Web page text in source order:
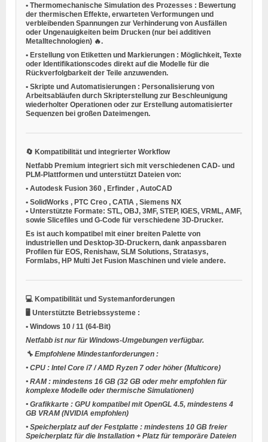
• Thermomechanische Simulation des Prozesses : Bewertung
der thermischen Effekte, erwarteten Verformungen und
verbleibenden Spannungen zur Verhinderung von Ausfällen
oder Ungenauigkeiten beim Drucken (nur bei additiven
Metalltechnologien) 🔥.
• Erstellung von Etiketten und Markierungen : Möglichkeit, Texte
oder Identifikationscodes direkt auf die Modelle für die
Rückverfolgbarkeit der Teile anzuwenden.
• Skripte und Automatisierungen : Personalisierung von
Arbeitsabläufen durch Skripterstellung zur Beschleunigung
wiederholter Operationen oder zur Erstellung automatisierter
Sequenzen bei großen Dateimengen.
🔄 Kompatibilität und integrierter Workflow
Netfabb Premium integriert sich mit verschiedenen CAD- und
PLM-Plattformen und unterstützt Dateien von:
• Autodesk Fusion 360 , Erfinder , AutoCAD
• SolidWorks , PTC Creo , CATIA , Siemens NX
• Unterstützte Formate: STL, OBJ, 3MF, STEP, IGES, VRML, AMF,
sowie Slicefiles und G-Code für verschiedene 3D-Drucker.
Es ist auch kompatibel mit einer breiten Palette von
industriellen und Desktop-3D-Druckern, dank anpassbaren
Profilen für EOS, Renishaw, SLM Solutions, Stratasys,
Formlabs, HP Multi Jet Fusion Maschinen und viele andere.
💻 Kompatibilität und Systemanforderungen
🖥️ Unterstützte Betriebssysteme :
• Windows 10 / 11 (64-Bit)
Netfabb ist nur für Windows-Umgebungen verfügbar.
🔧 Empfohlene Mindestanforderungen :
• CPU : Intel Core i7 / AMD Ryzen 7 oder höher (Multicore)
• RAM : mindestens 16 GB (32 GB oder mehr empfohlen für
komplexe Modelle oder thermische Simulationen)
• Grafikkarte : GPU kompatibel mit OpenGL 4.5, mindestens 4
GB VRAM (NVIDIA empfohlen)
• Speicherplatz auf der Festplatte : mindestens 10 GB freier
Speicherplatz für die Installation + Platz für temporäre Dateien